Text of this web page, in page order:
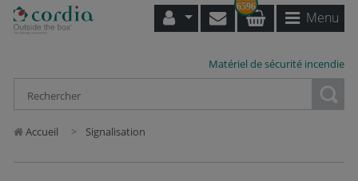
6596
Menu
Matériel de sécurité incendie
Accueil Signalisation